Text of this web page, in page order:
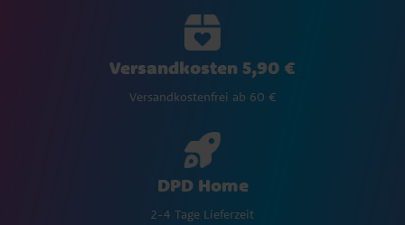
Versandkosten 5,90 €
Versandkostenfrei ab 60 €
DPD Home
2-4 Tage Lieferzeit